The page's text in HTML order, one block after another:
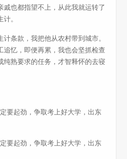
戚也都指望不上，从此我就运转了
。
条款，我把他从农村带到城市。
追忆，即便再累，我也会坚抓检查
纯熟要求的任务，才智释怀的去寝
要起劲，争取考上好大学，出东
要起劲，争取考上好大学，出东